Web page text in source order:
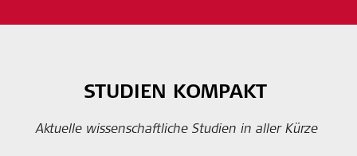
STUDIEN KOMPAKT
Aktuelle wissenschaftliche Studien in aller Kürze